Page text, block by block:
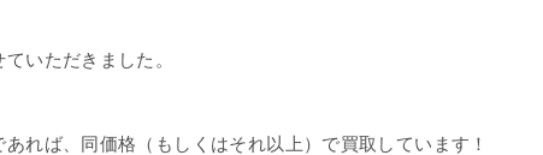
いただきました。
れば、同価格（もしくはそれ以上）で買取しています！